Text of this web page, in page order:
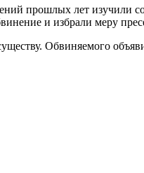
прошлых лет изучили
и избрали меру
Обвиняемого